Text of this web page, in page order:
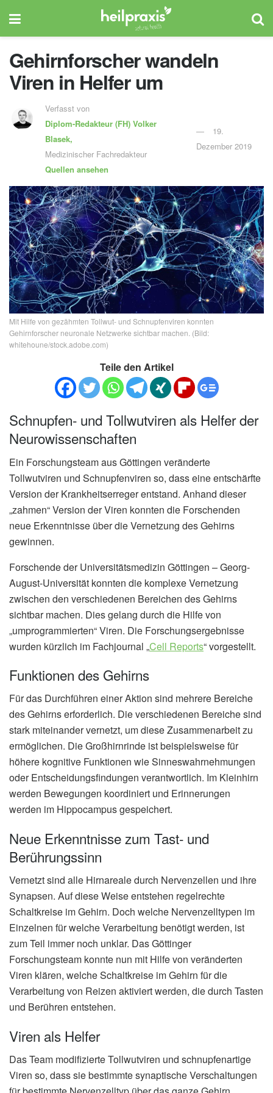
Gehirnforscher wandeln
Viren in Helfer um
Verfasst von
Diplom-Redakteur (FH)Volker
Blasek,
Medizinischer Fachredakteur
Quellen ansehen
19.
Dezember 2019
Mit Hilfe von gezähmten Tollwut- und Schnupfenviren konnten
Gehirnforscher neuronale Netzwerke sichtbar machen. (Bild:
whitehoune/stock.adobe.com)
Teile den Artikel
Schnupfen- und Tollwutviren als Helfer der
Neurowissenschaften
Ein Forschungsteam aus Göttingen veränderte
Tollwutviren und Schnupfenviren so, dass eine entschärfte
Version der Krankheitserreger entstand. Anhand dieser
„zahmen“ Version der Viren konnten die Forschenden
neue Erkenntnisse über die Vernetzung des Gehirns
gewinnen.
Forschende der Universitätsmedizin Göttingen – Georg-
August-Universität konnten die komplexe Vernetzung
zwischen den verschiedenen Bereichen des Gehirns
sichtbar machen. Dies gelang durch die Hilfe von
„umprogrammierten“ Viren. Die Forschungsergebnisse
wurden kürzlich im Fachjournal „Cell Reports“ vorgestellt.
Funktionen des Gehirns
Für das Durchführen einer Aktion sind mehrere Bereiche
des Gehirns erforderlich. Die verschiedenen Bereiche sind
stark miteinander vernetzt, um diese Zusammenarbeit zu
ermöglichen. Die Großhirnrinde ist beispielsweise für
höhere kognitive Funktionen wie Sinneswahrnehmungen
oder Entscheidungsfindungen verantwortlich. Im Kleinhirn
werden Bewegungen koordiniert und Erinnerungen
werden im Hippocampus gespeichert.
Neue Erkenntnisse zum Tast- und
Berührungssinn
Vernetzt sind alle Hirnareale durch Nervenzellen und ihre
Synapsen. Auf diese Weise entstehen regelrechte
Schaltkreise im Gehirn. Doch welche Nervenzelltypen im
Einzelnen für welche Verarbeitung benötigt werden, ist
zum Teil immer noch unklar. Das Göttinger
Forschungsteam konnte nun mit Hilfe von veränderten
Viren klären, welche Schaltkreise im Gehirn für die
Verarbeitung von Reizen aktiviert werden, die durch Tasten
und Berühren entstehen.
Viren als Helfer
Das Team modifizierte Tollwutviren und schnupfenartige
Viren so, dass sie bestimmte synaptische Verschaltungen